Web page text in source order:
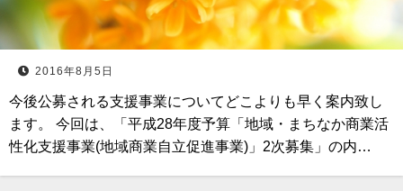
2016年8月5日
今後公募される支援事業についてどこよりも早く案内致し
ます。 今回は、「平成28年度予算「地域・まちなか商業活
性化支援事業(地域商業自立促進事業)」2次募集」の内…